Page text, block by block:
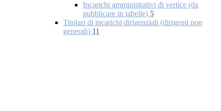
Incarichi amministrativi di vertice (da
pubblicare in tabelle) 5
Titolari di incarichi dirigenziali (dirigenti non
generali) 11